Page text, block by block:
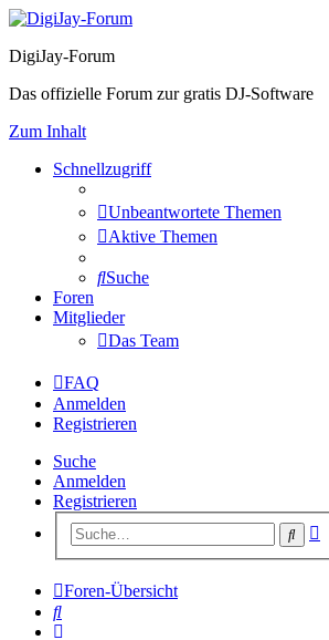
DigiJay-Forum
Das offizielle Forum zur gratis DJ-Software
Zum Inhalt
Schnellzugriff
Unbeantwortete Themen
Aktive Themen
Suche
Foren
Mitglieder
Das Team
FAQ
Anmelden
Registrieren
Suche
Anmelden
Registrieren
Suche
Foren-Übersicht
Suche